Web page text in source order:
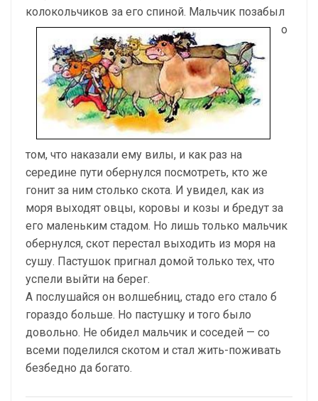
колокольчиков за его спиной. Мальчик позабыл
о
том, что наказали ему вилы, и как раз на
середине пути обернулся посмотреть, кто же
гонит за ним столько скота. И увидел, как из
моря выходят овцы, коровы и козы и бредут за
его маленьким стадом. Но лишь только мальчик
обернулся, скот перестал выходить из моря на
сушу. Пастушок пригнал домой только тех, что
успели выйти на берег.
А послушайся он волшебниц, стадо его стало б
гораздо больше. Но пастушку и того было
довольно. Не обидел мальчик и соседей — со
всеми поделился скотом и стал жить-поживать
безбедно да богато.